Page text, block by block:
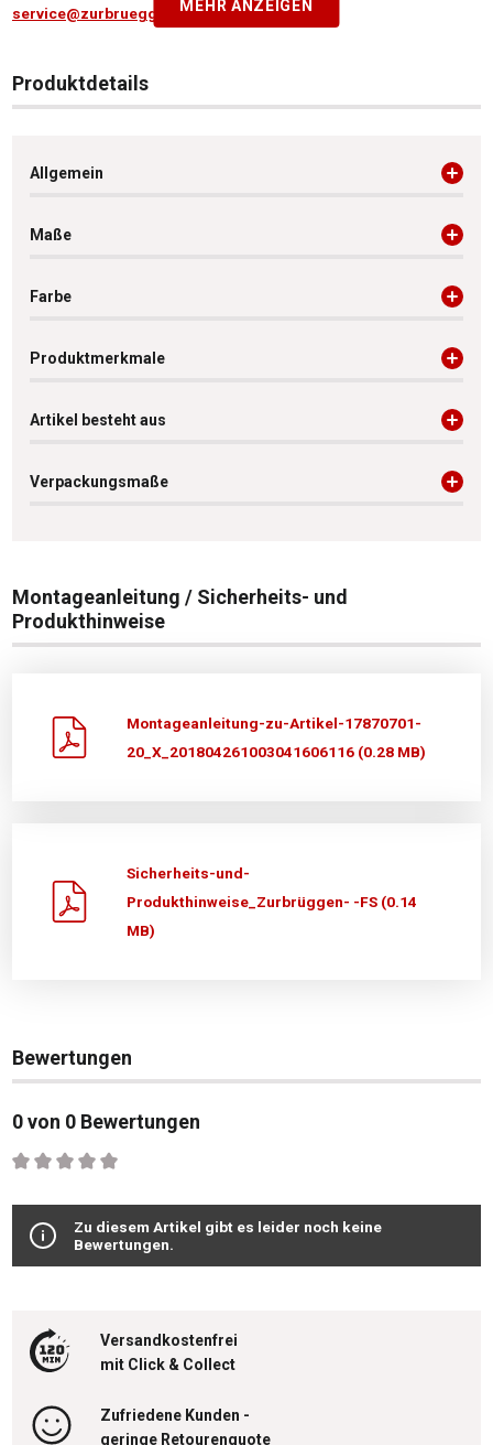
service@zurbrueggen.deMEHR ANZEIGEN
Produktdetails
Allgemein
Maße
Farbe
Produktmerkmale
Artikel besteht aus
Verpackungsmaße
Montageanleitung / Sicherheits- und
Produkthinweise
Montageanleitung-zu-Artikel-17870701-
20_X_201804261003041606116 (0.28 MB)
Sicherheits-und-
Produkthinweise_Zurbrüggen- -FS (0.14
MB)
Bewertungen
0 von 0 Bewertungen
Durchschnittliche Bewertung von 0 von 5 Sternen
Zu diesem Artikel gibt es leider noch keine
Bewertungen.
Versandkostenfrei
mit Click & Collect
Zufriedene Kunden -
geringe Retourenquote